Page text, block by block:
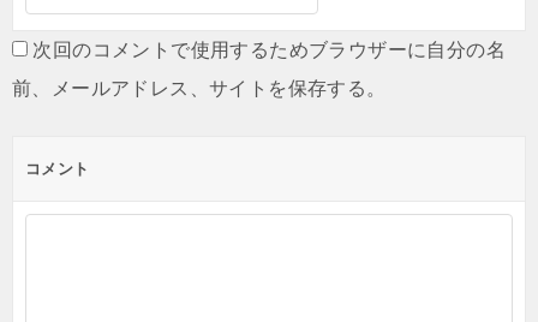
次回のコメントで使用するためブラウザーに自分の名
前、メールアドレス、サイトを保存する。
コメント